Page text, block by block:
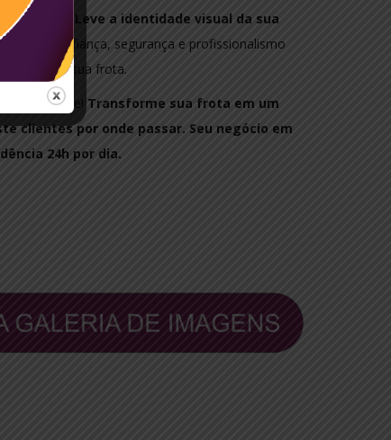
Leve a identidade visual da sua
Confiança, segurança e profissionalismo
na sua frota.
aparece! Transforme sua frota em um
clientes por onde passar. Seu negócio em
24h por dia.